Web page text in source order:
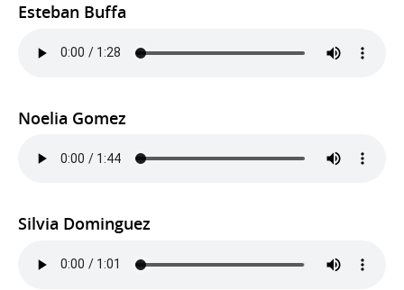
Esteban Buffa
Noelia Gomez
Silvia Dominguez